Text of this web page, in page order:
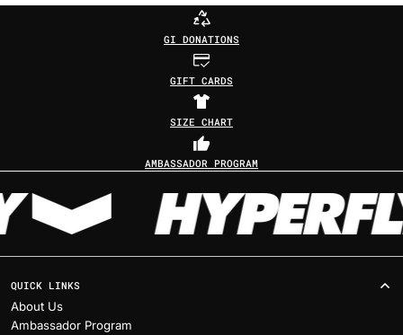
GI DONATIONS
GIFT CARDS
SIZE CHART
AMBASSADOR PROGRAM
QUICK LINKS
About Us
Ambassador Program